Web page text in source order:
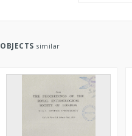
OBJECTS similar